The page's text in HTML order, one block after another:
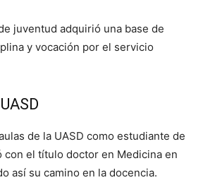
juventud adquirió una base de
y vocación por el servicio
de la UASD como estudiante de
con el título doctor en Medicina en
así su camino en la docencia.